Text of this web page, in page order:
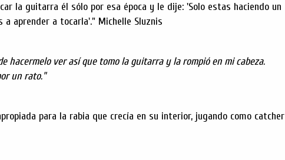
la guitarra él sólo por esa época y le dije: 'Solo estas haciendo un
a aprender a tocarla'." Michelle Sluznis
hacermelo ver así que tomo la guitarra y la rompió en mi cabeza.
un rato."
para la rabia que crecía en su interior, jugando como catcher